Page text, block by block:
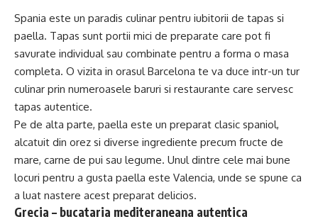
Spania este un paradis culinar pentru iubitorii de tapas si
paella. Tapas sunt portii mici de preparate care pot fi
savurate individual sau combinate pentru a forma o masa
completa. O vizita in orasul Barcelona te va duce intr-un tur
culinar prin numeroasele baruri si restaurante care servesc
tapas autentice.
Pe de alta parte, paella este un preparat clasic spaniol,
alcatuit din orez si diverse ingrediente precum fructe de
mare, carne de pui sau legume. Unul dintre cele mai bune
locuri pentru a gusta paella este Valencia, unde se spune ca
a luat nastere acest preparat delicios.
Grecia – bucataria mediteraneana autentica